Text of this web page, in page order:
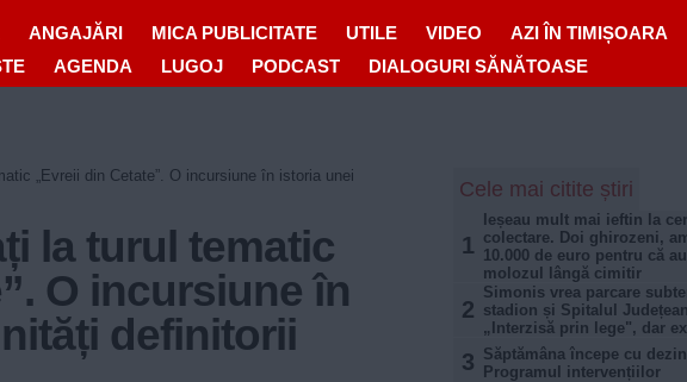
ANGAJĂRI MICA PUBLICITATE UTILE VIDEO
AZI ÎN TIMIȘOARA
AGENDA LUGOJ PODCAST DIALOGURI SĂNĂTOASE
„Evreii din Cetate”. O incursiune în istoria unei
la turul tematic
O incursiune în
definitorii
Cele mai citite știri
1
Ieșeau mult mai ieftin la
colectare. Doi ghirozeni,
10.000 de euro pentru că
molozul lângă cimitir
2
Simonis vrea parcare
stadion și Spitalul
„Interzisă prin lege", dar
3 Săptămâna începe cu
Programul intervențiilor